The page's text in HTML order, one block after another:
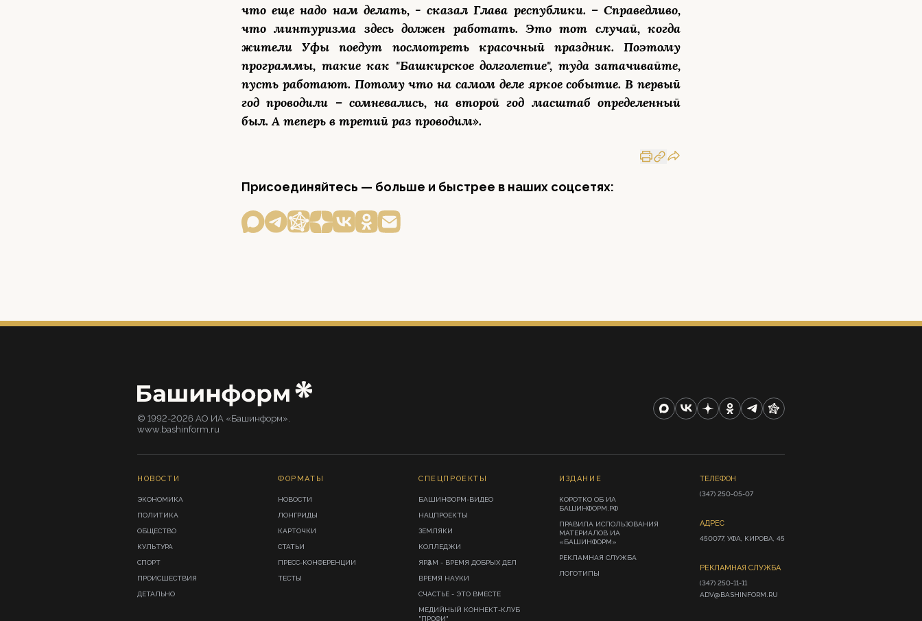
что еще надо нам делать, - сказал Глава республики. – Справедливо,
что минтуризма здесь должен работать. Это тот случай, когда
жители Уфы поедут посмотреть красочный праздник. Поэтому
программы, такие как "Башкирское долголетие", туда затачивайте,
пусть работают. Потому что на самом деле яркое событие. В первый
год проводили – сомневались, на второй год масштаб определенный
был. А теперь в третий раз проводим».
Присоединяйтесь — больше и быстрее в наших соцсетях:
© 1992-2026 АО ИА «Башинформ».
www.bashinform.ru
НОВОСТИ
ЭКОНОМИКА
ПОЛИТИКА
ОБЩЕСТВО
КУЛЬТУРА
СПОРТ
ПРОИСШЕСТВИЯ
ДЕТАЛЬНО
ФОРМАТЫ
НОВОСТИ
ЛОНГРИДЫ
КАРТОЧКИ
СТАТЬИ
ПРЕСС-КОНФЕРЕНЦИИ
ТЕСТЫ
СПЕЦПРОЕКТЫ
БАШИНФОРМ-ВИДЕО
НАЦПРОЕКТЫ
ЗЕМЛЯКИ
КОЛЛЕДЖИ
ЯРҘАМ - ВРЕМЯ ДОБРЫХ ДЕЛ
ВРЕМЯ НАУКИ
СЧАСТЬЕ - ЭТО ВМЕСТЕ
МЕДИЙНЫЙ КОННЕКТ-КЛУБ
"ПРОФИ"
ИЗДАНИЕ
КОРОТКО ОБ ИА
БАШИНФОРМ.РФ
ПРАВИЛА ИСПОЛЬЗОВАНИЯ
МАТЕРИАЛОВ ИА
«БАШИНФОРМ»
РЕКЛАМНАЯ СЛУЖБА
ЛОГОТИПЫ
ТЕЛЕФОН
(347) 250-05-07
АДРЕС
450077, УФА, КИРОВА, 45
РЕКЛАМНАЯ СЛУЖБА
(347) 250-11-11
ADV@BASHINFORM.RU